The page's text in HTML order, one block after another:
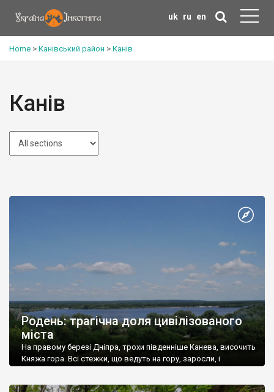
uk ru en
Home > Канівський район > Канів
Канів
Родень: трагічна доля цивілізованого
міста
На правому березі Дніпра, трохи південніше Канева, височить
Княжа гора. Всі стежки, що ведуть на гору, заросли, і